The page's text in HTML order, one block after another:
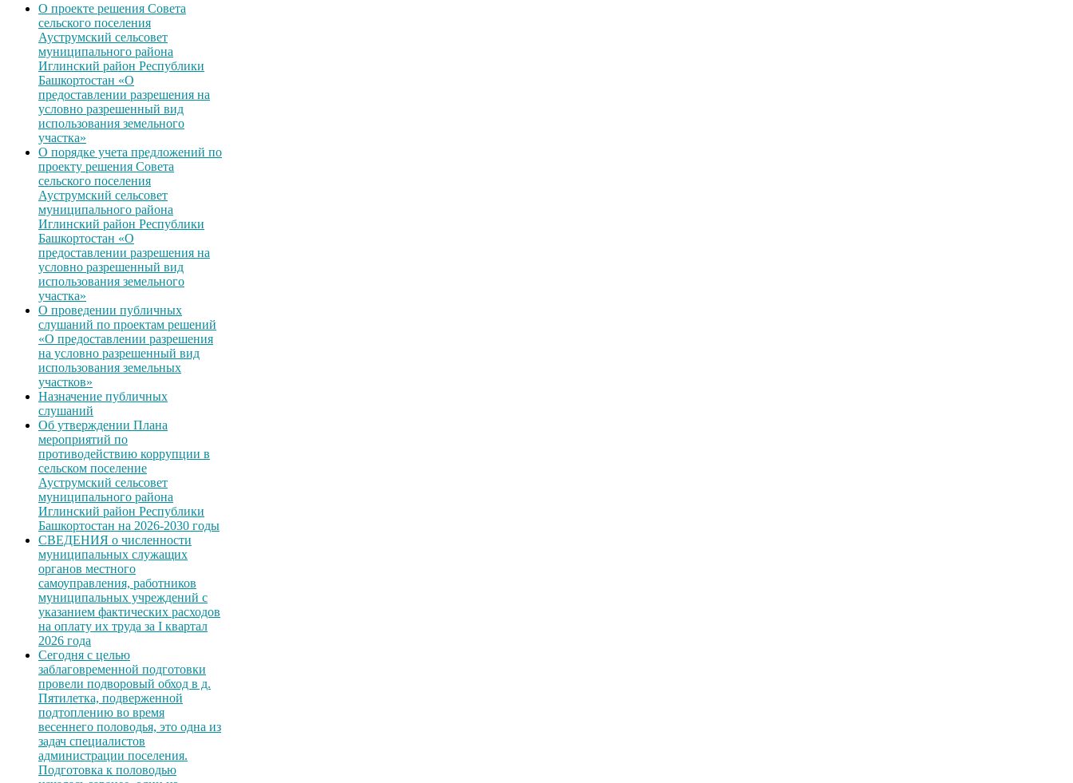
О проекте решения Совета
сельского поселения
Ауструмский сельсовет
муниципального района
Иглинский район Республики
Башкортостан «О
предоставлении разрешения на
условно разрешенный вид
использования земельного
участка»
О порядке учета предложений по
проекту решения Совета
сельского поселения
Ауструмский сельсовет
муниципального района
Иглинский район Республики
Башкортостан «О
предоставлении разрешения на
условно разрешенный вид
использования земельного
участка»
О проведении публичных
слушаний по проектам решений
«О предоставлении разрешения
на условно разрешенный вид
использования земельных
участков»
Назначение публичных
слушаний
Об утверждении Плана
мероприятий по
противодействию коррупции в
сельском поселение
Ауструмский сельсовет
муниципального района
Иглинский район Республики
Башкортостан на 2026-2030 годы
СВЕДЕНИЯ о численности
муниципальных служащих
органов местного
самоуправления, работников
муниципальных учреждений с
указанием фактических расходов
на оплату их труда за I квартал
2026 года
Сегодня с целью
заблаговременной подготовки
провели подворовый обход в д.
Пятилетка, подверженной
подтоплению во время
весеннего половодья, это одна из
задач специалистов
администрации поселения.
Подготовка к половодью